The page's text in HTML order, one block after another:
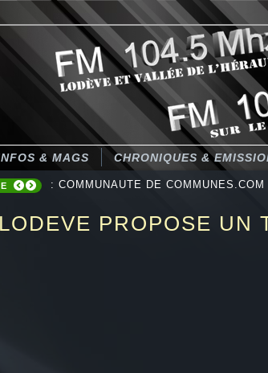
& MAGS CHRONIQUES &
: COMMUNAUTE DE
PROPOSE UN